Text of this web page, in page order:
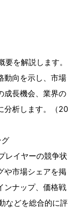
を解説します。
動向を示し、市場
成長機会、業界の
分析します。（20
レイヤーの競争状
や市場シェアを掲
ンナップ、価格戦
などを総合的に評